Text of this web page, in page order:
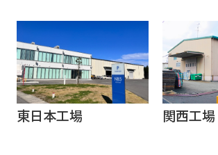
東日本工場 関西工場